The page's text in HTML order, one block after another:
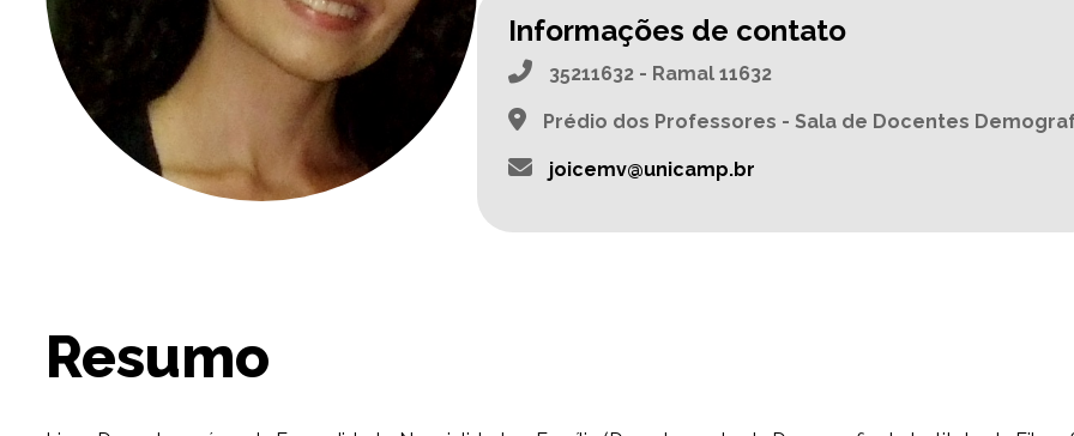
Informações de contato
35211632 - Ramal 11632
Prédio dos Professores - Sala de Docentes
joicemv@unicamp.br
Resumo